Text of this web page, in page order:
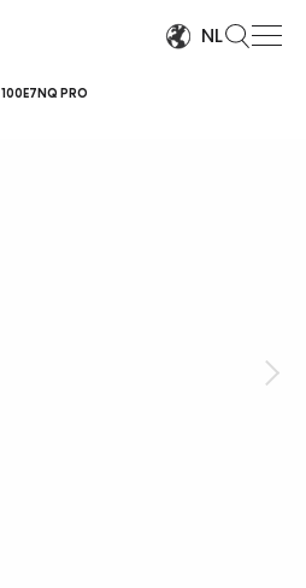
NL
100E7NQ PRO